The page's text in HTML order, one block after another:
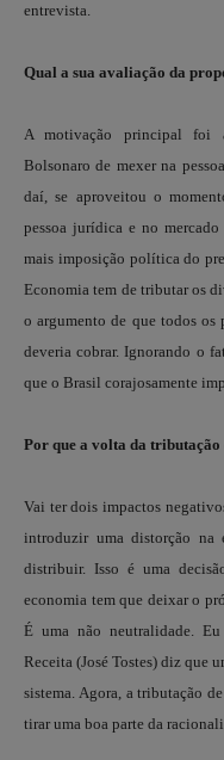
entrevista.
Qual a sua avaliação da
A motivação principal foi
Bolsonaro de mexer na
daí, se aproveitou o
pessoa jurídica e no
mais imposição política do
Economia tem de tributar os
o argumento de que todos os
deveria cobrar. Ignorando o
que o Brasil corajosamente
Por que a volta da tributação
Vai ter dois impactos
introduzir uma distorção na
distribuir. Isso é uma
economia tem que deixar o
É uma não neutralidade.
Receita (José Tostes) diz que
sistema. Agora, a tributação
tirar uma boa parte da